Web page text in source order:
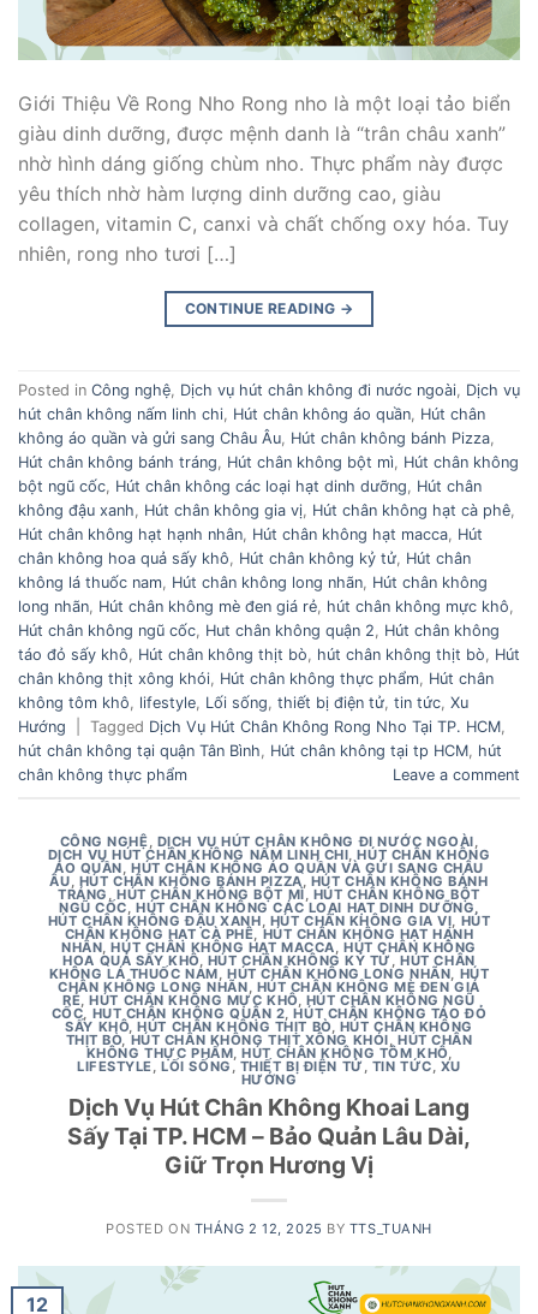
Giới Thiệu Về Rong Nho Rong nho là một loại tảo biển
giàu dinh dưỡng, được mệnh danh là “trân châu xanh”
nhờ hình dáng giống chùm nho. Thực phẩm này được
yêu thích nhờ hàm lượng dinh dưỡng cao, giàu
collagen, vitamin C, canxi và chất chống oxy hóa. Tuy
nhiên, rong nho tươi […]
CONTINUE READING →
Posted in Công nghệ, Dịch vụ hút chân không đi nước ngoài, Dịch vụ
hút chân không nấm linh chi, Hút chân không áo quần, Hút chân
không áo quần và gửi sang Châu Âu, Hút chân không bánh Pizza,
Hút chân không bánh tráng, Hút chân không bột mì, Hút chân không
bột ngũ cốc, Hút chân không các loại hạt dinh dưỡng, Hút chân
không đậu xanh, Hút chân không gia vị, Hút chân không hạt cà phê,
Hút chân không hạt hạnh nhân, Hút chân không hạt macca, Hút
chân không hoa quả sấy khô, Hút chân không kỷ tử, Hút chân
không lá thuốc nam, Hút chân không long nhãn, Hút chân không
long nhãn, Hút chân không mè đen giá rẻ, hút chân không mực khô,
Hút chân không ngũ cốc, Hut chân không quận 2, Hút chân không
táo đỏ sấy khô, Hút chân không thịt bò, hút chân không thịt bò, Hút
chân không thịt xông khói, Hút chân không thực phẩm, Hút chân
không tôm khô, lifestyle, Lối sống, thiết bị điện tử, tin tức, Xu
Hướng
Tagged Dịch Vụ Hút Chân Không Rong Nho Tại TP. HCM,
hút chân không tại quận Tân Bình, Hút chân không tại tp HCM, hút
chân không thực phẩm
Leave a comment
CÔNG NGHỆ DỊCH VỤ HÚT CHÂN KHÔNG ĐI NƯỚC NGOÀI
DỊCH VỤ HÚT CHÂN KHÔNG NẤM LINH CHI ,HÚT CHÂN KHÔNG
ÁO QUẦN ,HÚT CHÂN KHÔNG ÁO QUẦN VÀ GỬI SANG CHÂU
ÂU HÚT CHÂN KHÔNG BÁNH PIZZA HÚT CHÂN KHÔNG BÁNH
TRÁNG HÚT CHÂN KHÔNG BỘT MÌ, HÚT CHÂN KHÔNG BỘT
NGŨ CỐC ,HÚT CHÂN KHÔNG CÁC LOẠI HẠT DINH DƯỠNG
HÚT CHÂN KHÔNG ĐẬU XANH HÚT CHÂN KHÔNG GIA VỊ HÚT
CHÂN KHÔNG HẠT CÀ PHÊ ,HÚT CHÂN KHÔNG HẠT HẠNH
NHÂN ,HÚT CHÂN KHÔNG HẠT MACCA ,HÚT CHÂN KHÔNG
HOA QUẢ SẤY KHÔ HÚT CHÂN KHÔNG KỶ TỬ ,HÚT CHÂN
KHÔNG LÁ THUỐC NAM HÚT CHÂN KHÔNG LONG NHÃN HÚT
CHÂN KHÔNG LONG NHÃN HÚT CHÂN KHÔNG MÈ ĐEN GIÁ
RẺ ,HÚT CHÂN KHÔNG MỰC KHÔ HÚT CHÂN KHÔNG NGŨ
CỐC HUT CHÂN KHÔNG QUẬN 2 ,HÚT CHÂN KHÔNG TÁO ĐỎ
SẤY KHÔ ,HÚT CHÂN KHÔNG THỊT BÒ HÚT CHÂN KHÔNG
THỊT BÒ ,HÚT CHÂN KHÔNG THỊT XÔNG KHÓI HÚT CHÂN
KHÔNG THỰC PHẨM ,HÚT CHÂN KHÔNG TÔM KHÔ
LIFESTYLE ,LỐI SỐNG , THIẾT BỊ ĐIỆN TỬ TIN TỨC XU
HƯỚNG
Dịch Vụ Hút Chân Không Khoai Lang
Sấy Tại TP. HCM – Bảo Quản Lâu Dài,
Giữ Trọn Hương Vị
POSTED ON THÁNG 2 12, 2025 BY TTS_TUANH
12